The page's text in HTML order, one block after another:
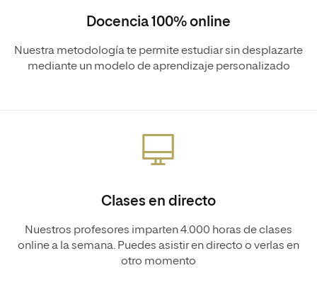
Docencia 100% online
Nuestra metodología te permite estudiar sin desplazarte
mediante un modelo de aprendizaje personalizado
Clases en directo
Nuestros profesores imparten 4.000 horas de clases
online a la semana. Puedes asistir en directo o verlas en
otro momento